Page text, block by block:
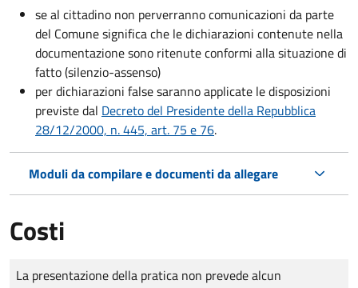
se al cittadino non perverranno comunicazioni da parte
del Comune significa che le dichiarazioni contenute nella
documentazione sono ritenute conformi alla situazione di
fatto (silenzio-assenso)
per dichiarazioni false saranno applicate le disposizioni
previste dal Decreto del Presidente della Repubblica
28/12/2000, n. 445, art. 75 e 76.
Moduli da compilare e documenti da allegare
Costi
Tipo di pagamento
Importo
La presentazione della pratica non prevede alcun